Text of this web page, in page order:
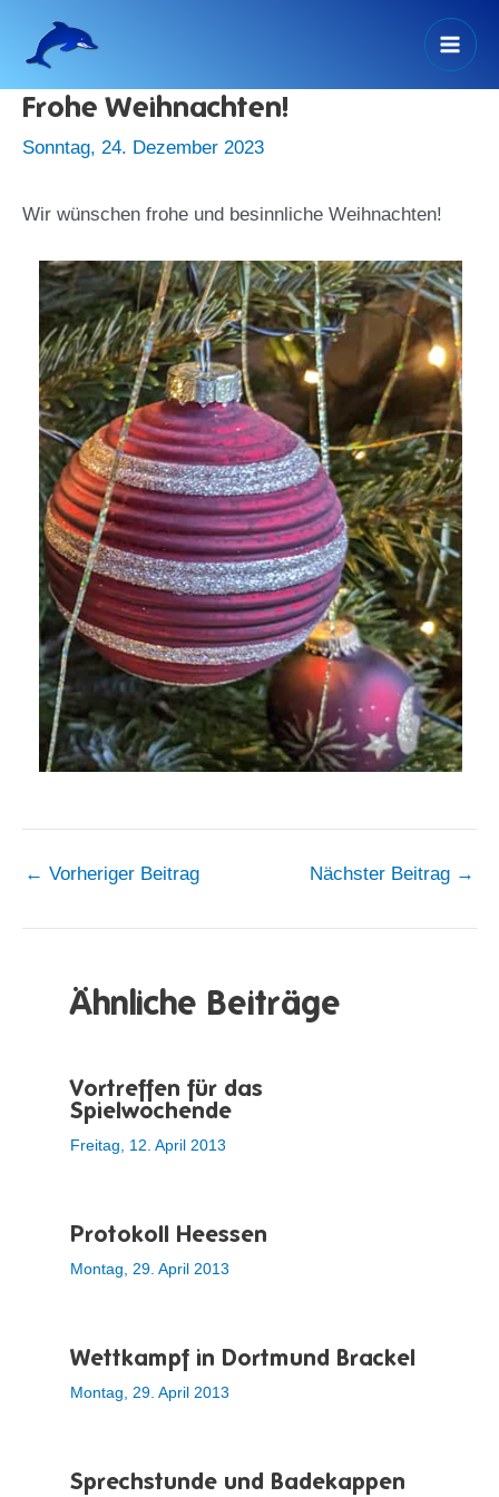
Inhalt
springen
Frohe Weihnachten!
Sonntag, 24. Dezember 2023
Wir wünschen frohe und besinnliche Weihnachten!
← Vorheriger Beitrag Nächster Beitrag →
Ähnliche Beiträge
Vortreffen für das
Spielwochende
Freitag, 12. April 2013
Protokoll Heessen
Montag, 29. April 2013
Wettkampf in Dortmund Brackel
Montag, 29. April 2013
Sprechstunde und Badekappen